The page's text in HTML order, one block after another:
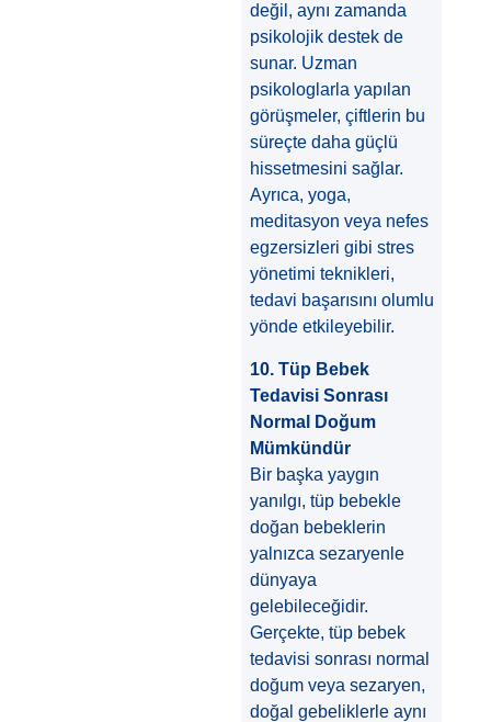
değil, aynı zamanda
psikolojik destek de
sunar. Uzman
psikologlarla yapılan
görüşmeler, çiftlerin bu
süreçte daha güçlü
hissetmesini sağlar.
Ayrıca, yoga,
meditasyon veya nefes
egzersizleri gibi stres
yönetimi teknikleri,
tedavi başarısını olumlu
yönde etkileyebilir.
10. Tüp Bebek
Tedavisi Sonrası
Normal Doğum
Mümkündür
Bir başka yaygın
yanılgı, tüp bebekle
doğan bebeklerin
yalnızca sezaryenle
dünyaya
gelebileceğidir.
Gerçekte, tüp bebek
tedavisi sonrası normal
doğum veya sezaryen,
doğal gebeliklerle aynı